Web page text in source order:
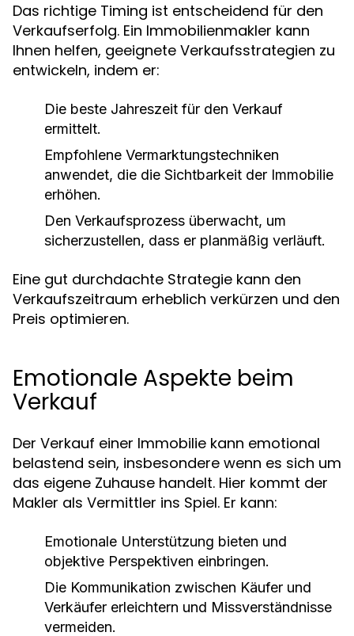
Das richtige Timing ist entscheidend für den
Verkaufserfolg. Ein Immobilienmakler kann
Ihnen helfen, geeignete Verkaufsstrategien zu
entwickeln, indem er:
Die beste Jahreszeit für den Verkauf
ermittelt.
Empfohlene Vermarktungstechniken
anwendet, die die Sichtbarkeit der Immobilie
erhöhen.
Den Verkaufsprozess überwacht, um
sicherzustellen, dass er planmäßig verläuft.
Eine gut durchdachte Strategie kann den
Verkaufszeitraum erheblich verkürzen und den
Preis optimieren.
Emotionale Aspekte beim
Verkauf
Der Verkauf einer Immobilie kann emotional
belastend sein, insbesondere wenn es sich um
das eigene Zuhause handelt. Hier kommt der
Makler als Vermittler ins Spiel. Er kann:
Emotionale Unterstützung bieten und
objektive Perspektiven einbringen.
Die Kommunikation zwischen Käufer und
Verkäufer erleichtern und Missverständnisse
vermeiden.